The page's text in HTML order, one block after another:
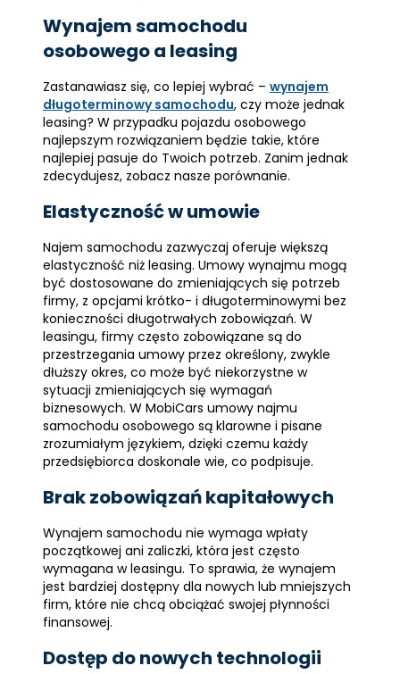
Wynajem samochodu
osobowego a leasing
Zastanawiasz się, co lepiej wybrać – wynajem
długoterminowy samochodu, czy może jednak
leasing? W przypadku pojazdu osobowego
najlepszym rozwiązaniem będzie takie, które
najlepiej pasuje do Twoich potrzeb. Zanim jednak
zdecydujesz, zobacz nasze porównanie.
Elastyczność w umowie
Najem samochodu zazwyczaj oferuje większą
elastyczność niż leasing. Umowy wynajmu mogą
być dostosowane do zmieniających się potrzeb
firmy, z opcjami krótko- i długoterminowymi bez
konieczności długotrwałych zobowiązań. W
leasingu, firmy często zobowiązane są do
przestrzegania umowy przez określony, zwykle
dłuższy okres, co może być niekorzystne w
sytuacji zmieniających się wymagań
biznesowych. W MobiCars umowy najmu
samochodu osobowego są klarowne i pisane
zrozumiałym językiem, dzięki czemu każdy
przedsiębiorca doskonale wie, co podpisuje.
Brak zobowiązań kapitałowych
Wynajem samochodu nie wymaga wpłaty
początkowej ani zaliczki, która jest często
wymagana w leasingu. To sprawia, że wynajem
jest bardziej dostępny dla nowych lub mniejszych
firm, które nie chcą obciążać swojej płynności
finansowej.
Dostęp do nowych technologii